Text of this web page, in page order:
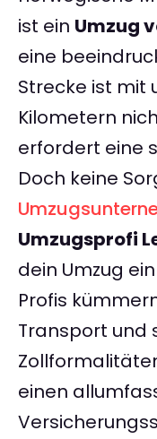
ist ein Umzug
eine
Strecke ist mit
Kilometern
erfordert eine
Doch keine
Umzugsprofi
dein Umzug
Profis
Transport und
einen